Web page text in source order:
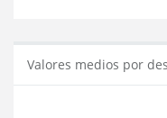
Valores medios por